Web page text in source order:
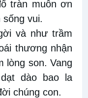
tràn muôn ơn
vui.
và như trầm
thương nhận
lòng son. Vang
dào bao la
chúng con.